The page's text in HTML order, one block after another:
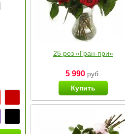
25 роз «Гран-при»
5 990 руб.
Купить